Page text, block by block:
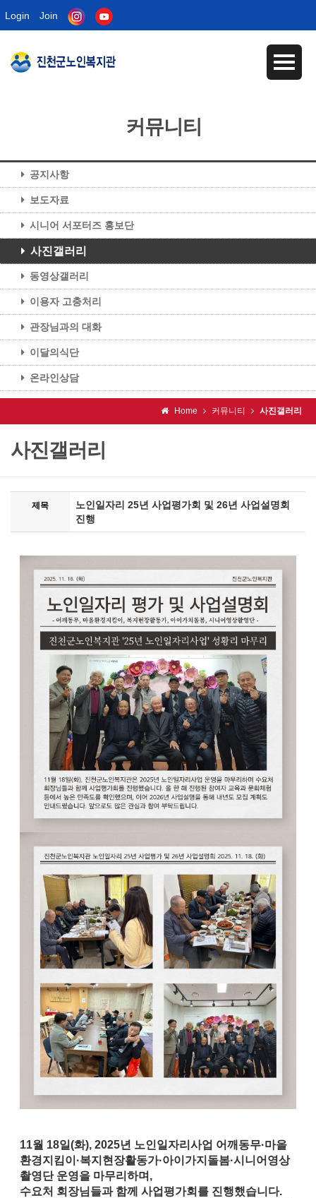
Login Join
커뮤니티
공지사항
보도자료
시니어 서포터즈 홍보단
사진갤러리
동영상갤러리
이용자 고충처리
관장님과의 대화
이달의식단
온라인상담
Home 커뮤니티 사진갤러리
사진갤러리
제목
노인일자리 25년 사업평가회 및 26년 사업설명회
진행
11월 18일(화), 2025년 노인일자리사업 어깨동무·마을
환경지킴이·복지현장활동가·아이가지돌봄·시니어영상
촬영단 운영을 마무리하며,
수요처 회장님들과 함께 사업평가회 를 진행했습니다.